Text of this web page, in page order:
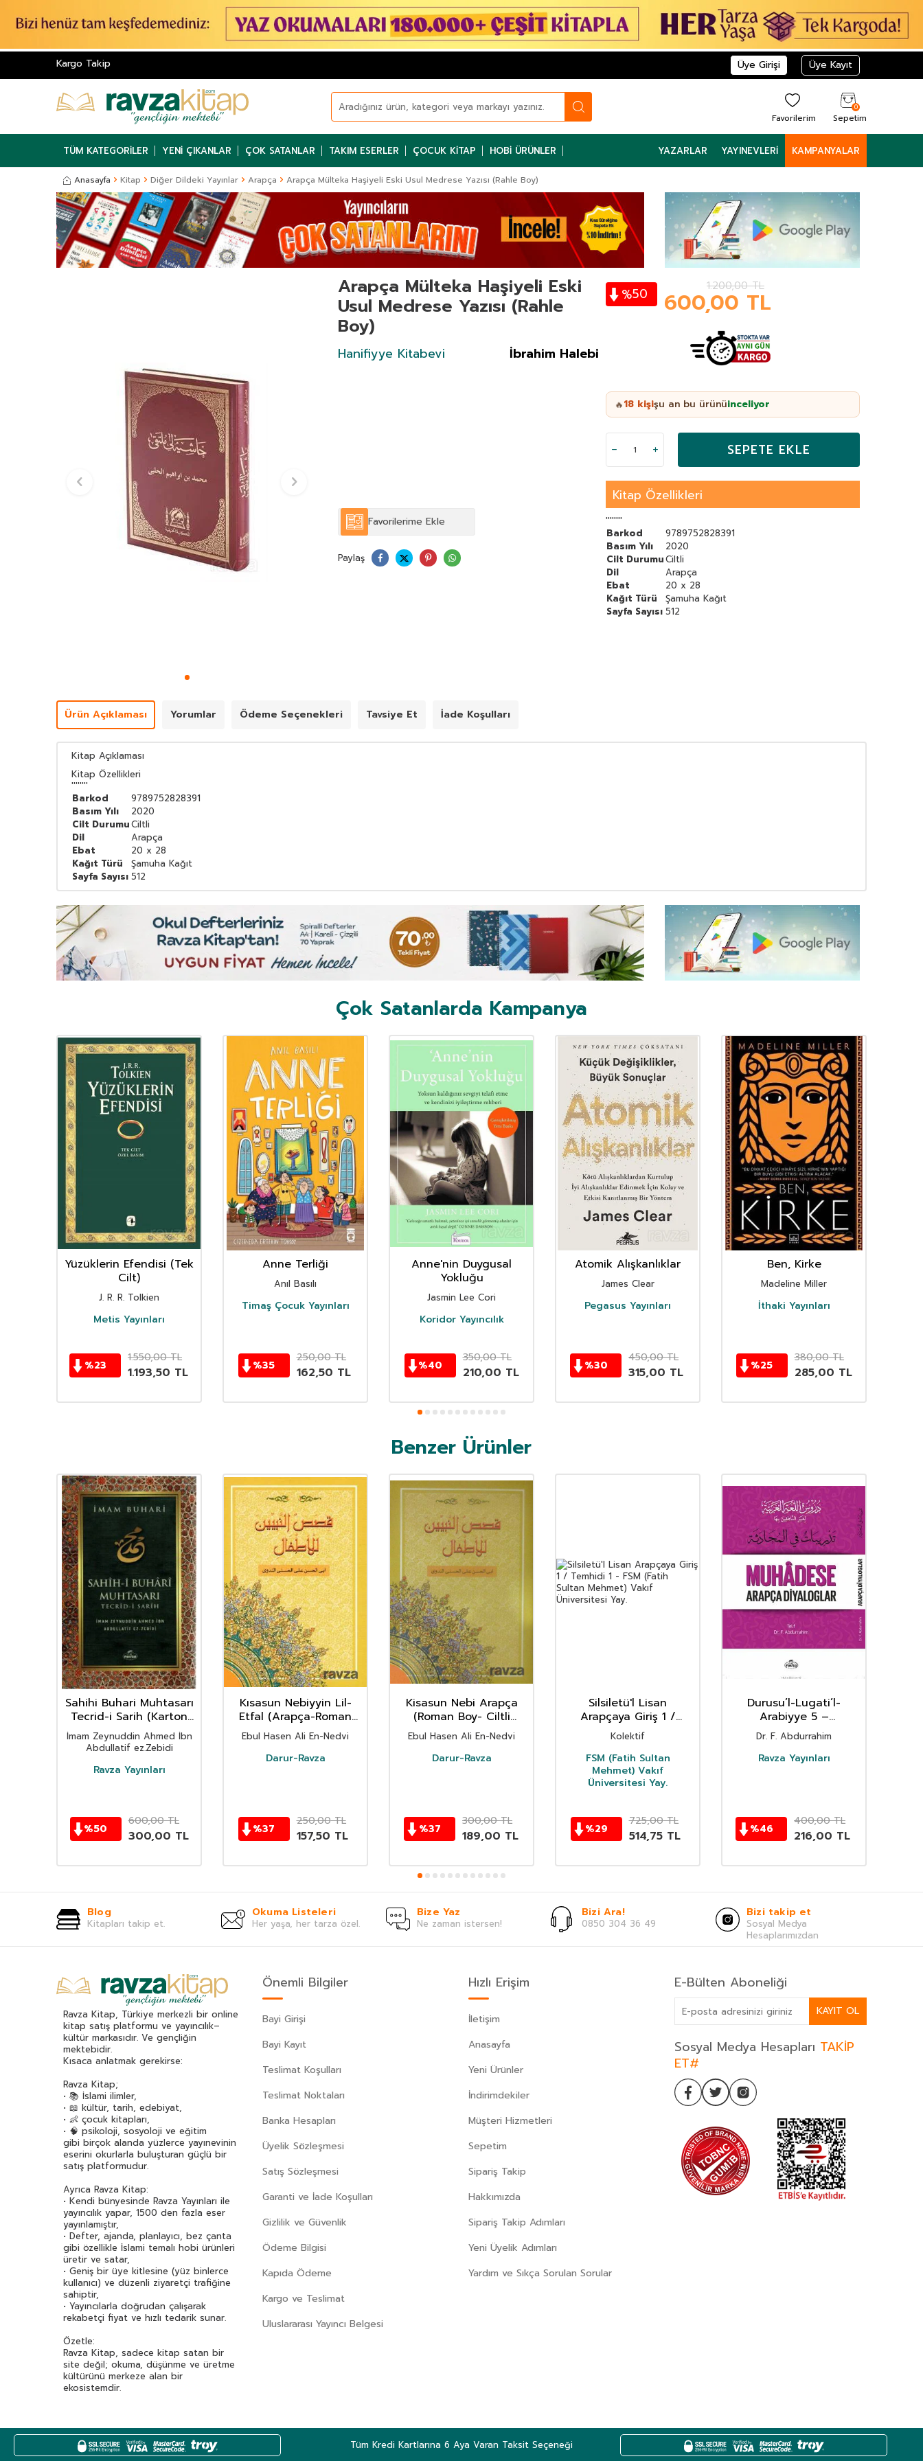
Kargo Takip Üye Girişi Üye Kayıt
Favorilerim
0
Sepetim
TÜM KATEGORILER YENI ÇIKANLAR ÇOK SATANLAR TAKIM ESERLER ÇOCUK KITAP HOBI ÜRÜNLER YAZARLAR YAYINEVLERI KAMPANYALAR
Anasayfa Kitap Diğer Dildeki Yayınlar Arapça Arapça Mülteka Haşiyeli Eski Usul Medrese Yazısı (Rahle Boy)
Arapça Mülteka Haşiyeli Eski
Usul Medrese Yazısı (Rahle
Boy)
Hanifiyye Kitabevi İbrahim Halebi
%50 1.200,00TL
600,00 TL
🔥18 kişişu an bu ürünüinceliyor
SEPETE EKLE
Kitap Özellikleri
''''''''
Barkod
9789752828391
Basım Yılı
2020
Cilt DurumuCiltli
Dil
Arapça
Ebat
20 x 28
Kağıt Türü
Şamuha Kağıt
Sayfa Sayısı 512
Favorilerime Ekle
Paylaş
Ürün Açıklaması Yorumlar Ödeme Seçenekleri Tavsiye Et İade Koşulları
Kitap Açıklaması
Kitap Özellikleri
''''''''
Barkod
9789752828391
Basım Yılı
2020
Cilt DurumuCiltli
Dil
Arapça
Ebat
20 x 28
Kağıt Türü
Şamuha Kağıt
Sayfa Sayısı 512
Çok Satanlarda Kampanya
Yüzüklerin Efendisi (Tek
Cilt)
J. R. R. Tolkien
Metis Yayınları
%23
1.550,00TL
1.193,50 TL
Anne Terliği
Anıl Basılı
Timaş Çocuk Yayınları
%35
250,00TL
162,50 TL
Anne'nin Duygusal
Yokluğu
Jasmin Lee Cori
Koridor Yayıncılık
%40
350,00TL
210,00 TL
Atomik Alışkanlıklar
James Clear
Pegasus Yayınları
%30
450,00TL
315,00 TL
Ben, Kirke
Madeline Miller
İthaki Yayınları
%25
380,00TL
285,00 TL
Benzer Ürünler
Sahihi Buhari Muhtasarı
Tecrid-i Sarih (Karton
Kapak)
İmam Zeynuddin Ahmed İbn
Abdullatif ez.Zebidi
Ravza Yayınları
%50
600,00TL
300,00 TL
Kısasun Nebiyyin Lil-
Etfal (Arapça-Roman
Boy)(Karton Kapak)
Ebul Hasen Ali En-Nedvi
Darur-Ravza
%37
250,00TL
157,50 TL
Kisasun Nebi Arapça
(Roman Boy- Ciltli
Samua)
Ebul Hasen Ali En-Nedvi
Darur-Ravza
%37
300,00TL
189,00 TL
Silsiletü'l Lisan
Arapçaya Giriş 1 /
Temhidi 1
Kolektif
FSM (Fatih Sultan
Mehmet) Vakıf
Üniversitesi Yay.
%29
725,00TL
514,75TL
Durusu’l-Lugati’l-
Arabiyye 5 –
Muhadese Arapça
Diyaloglar
Dr. F. Abdurrahim
Ravza Yayınları
%46
400,00TL
216,00 TL
Blog
Kitapları takip et.
Okuma Listeleri
Her yaşa, her tarza özel.
Bize Yaz
Ne zaman istersen!
Bizi Ara!
0850 304 36 49
Bizi takip et
Sosyal Medya
Hesaplarımızdan
Ravza Kitap, Türkiye merkezli bir online
kitap satış platformu ve yayıncılık–
kültür markasıdır. Ve gençliğin
mektebidir.
Kısaca anlatmak gerekirse:
Ravza Kitap;
• 📚 İslami ilimler,
• 📖 kültür, tarih, edebiyat,
• 👶 çocuk kitapları,
• 🧠 psikoloji, sosyoloji ve eğitim
gibi birçok alanda yüzlerce yayınevinin
eserini okurlarla buluşturan güçlü bir
satış platformudur.
Ayrıca Ravza Kitap:
• Kendi bünyesinde Ravza Yayınları ile
yayıncılık yapar, 1500 den fazla eser
yayınlamıştır,
• Defter, ajanda, planlayıcı, bez çanta
gibi özellikle İslami temalı hobi ürünleri
üretir ve satar,
• Geniş bir üye kitlesine (yüz binlerce
kullanıcı) ve düzenli ziyaretçi trafiğine
sahiptir,
• Yayıncılarla doğrudan çalışarak
rekabetçi fiyat ve hızlı tedarik sunar.
Özetle:
Ravza Kitap, sadece kitap satan bir
site değil; okuma, düşünme ve üretme
kültürünü merkeze alan bir
ekosistemdir.
Önemli Bilgiler
Bayi Girişi
Bayi Kayıt
Teslimat Koşulları
Teslimat Noktaları
Banka Hesapları
Üyelik Sözleşmesi
Satış Sözleşmesi
Garanti ve İade Koşulları
Gizlilik ve Güvenlik
Ödeme Bilgisi
Kapıda Ödeme
Kargo ve Teslimat
Uluslararası Yayıncı Belgesi
Hızlı Erişim
İletişim
Anasayfa
Yeni Ürünler
İndirimdekiler
Müşteri Hizmetleri
Sepetim
Sipariş Takip
Hakkımızda
Sipariş Takip Adımları
Yeni Üyelik Adımları
Yardım ve Sıkça Sorulan Sorular
E-Bülten Aboneliği
KAYIT OL
Sosyal Medya Hesapları TAKİP
ET#
Tüm Kredi Kartlarına 6 Aya Varan Taksit Seçeneği